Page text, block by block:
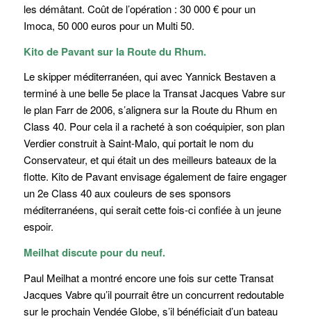
les démâtant. Coût de l’opération : 30 000 € pour un
Imoca, 50 000 euros pour un Multi 50.
Kito de Pavant sur la Route du Rhum.
Le skipper méditerranéen, qui avec Yannick Bestaven a
terminé à une belle 5e place la Transat Jacques Vabre sur
le plan Farr de 2006, s’alignera sur la Route du Rhum en
Class 40. Pour cela il a racheté à son coéquipier, son plan
Verdier construit à Saint-Malo, qui portait le nom du
Conservateur, et qui était un des meilleurs bateaux de la
flotte. Kito de Pavant envisage également de faire engager
un 2e Class 40 aux couleurs de ses sponsors
méditerranéens, qui serait cette fois-ci confiée à un jeune
espoir.
Meilhat discute pour du neuf.
Paul Meilhat a montré encore une fois sur cette Transat
Jacques Vabre qu’il pourrait être un concurrent redoutable
sur le prochain Vendée Globe, s’il bénéficiait d’un bateau